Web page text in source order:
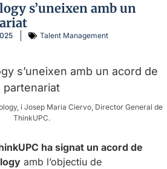
s’uneixen amb un
Talent Management
i Josep Maria Ciervo, Director General de
ThinkUPC.
ha signat un acord de
amb l’objectiu de